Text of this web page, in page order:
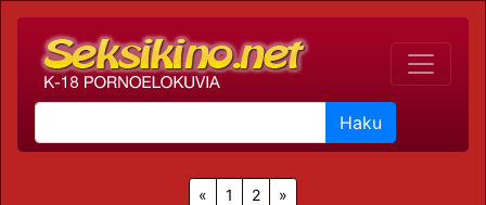
Haku
« 1 2 »